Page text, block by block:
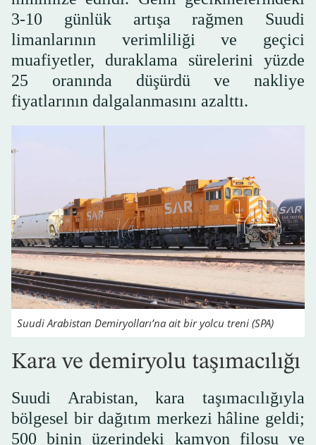
3-10 günlük artışa rağmen Suudi
limanlarının verimliliği ve geçici
muafiyetler, duraklama sürelerini yüzde
25 oranında düşürdü ve nakliye
fiyatlarının dalgalanmasını azalttı.
Suudi Arabistan Demiryolları’na ait bir yolcu treni (SPA)
Kara ve demiryolu taşımacılığı
Suudi Arabistan, kara taşımacılığıyla
bölgesel bir dağıtım merkezi hâline geldi;
500 binin üzerindeki kamyon filosu ve